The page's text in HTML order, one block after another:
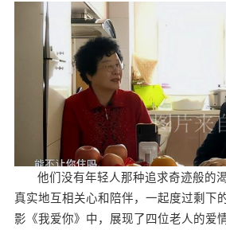
他们没有年轻人那种追求奇迹般的
真实地互相关心和陪伴，一起度过剩下
影《我爱你》中，展现了四位老人的爱